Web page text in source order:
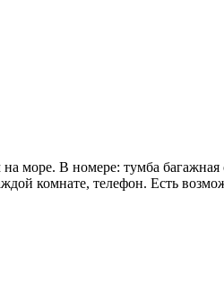
море. В номере: тумба
комнате, телефон. Есть